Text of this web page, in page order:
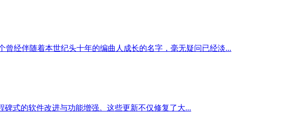
经伴随着本世纪头十年的编曲人成长的名字，毫无疑问已经淡...
碑式的软件改进与功能增强。这些更新不仅修复了大...